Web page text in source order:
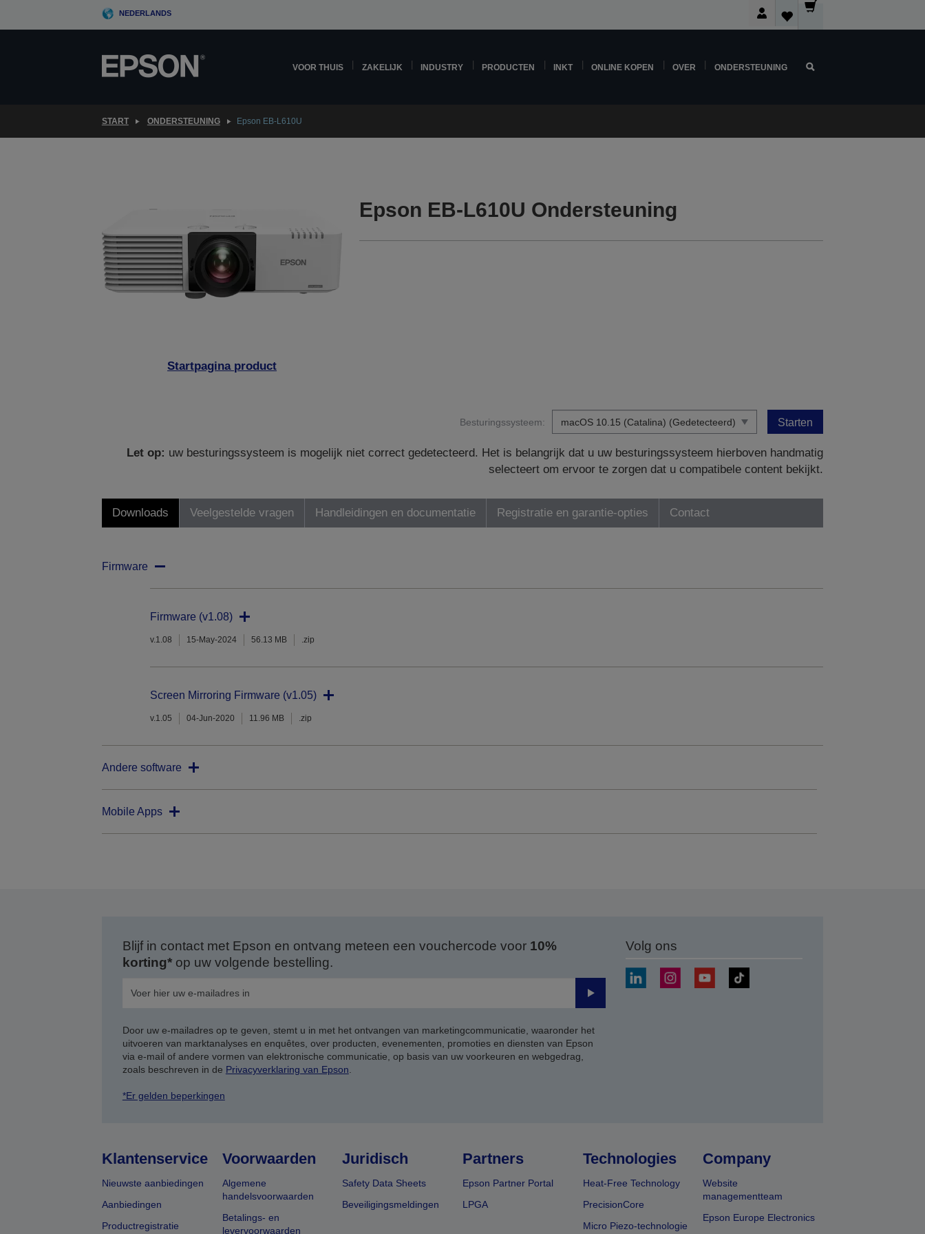
NEDERLANDS
VOOR THUIS ZAKELIJK INDUSTRY PRODUCTEN INKT ONLINE KOPEN OVER ONDERSTEUNING
START ONDERSTEUNING Epson EB-L610U
Startpagina product
Epson EB-L610U Ondersteuning
Besturingssysteem: Starten
Let op: uw besturingssysteem is mogelijk niet correct gedetecteerd. Het is belangrijk dat u uw besturingssysteem hierboven handmatig
selecteert om ervoor te zorgen dat u compatibele content bekijkt.
Downloads Veelgestelde vragen Handleidingen en documentatie Registratie en garantie-opties Contact
Firmware
Firmware (v1.08)
v.1.08 15-May-2024 56.13 MB .zip
Screen Mirroring Firmware (v1.05)
v.1.05 04-Jun-2020 11.96 MB .zip
Andere software
Mobile Apps
Blijf in contact met Epson en ontvang meteen een vouchercode voor 10%
korting*op uw volgende bestelling.
Verzenden
Door uw e-mailadres op te geven, stemt u in met het ontvangen van marketingcommunicatie, waaronder het
uitvoeren van marktanalyses en enquêtes, over producten, evenementen, promoties en diensten van Epson
via e-mail of andere vormen van elektronische communicatie, op basis van uw voorkeuren en webgedrag,
zoals beschreven in de Privacyverklaring van Epson.
*Er gelden beperkingen
Volg ons
Klantenservice
Nieuwste aanbiedingen
Aanbiedingen
Productregistratie
Voorwaarden
Algemene
handelsvoorwaarden
Betalings- en
levervoorwaarden
Juridisch
Safety Data Sheets
Beveiligingsmeldingen
Partners
Epson Partner Portal
LPGA
Technologies
Heat-Free Technology
PrecisionCore
Micro Piezo-technologie
Company
Website
managementteam
Epson Europe Electronics